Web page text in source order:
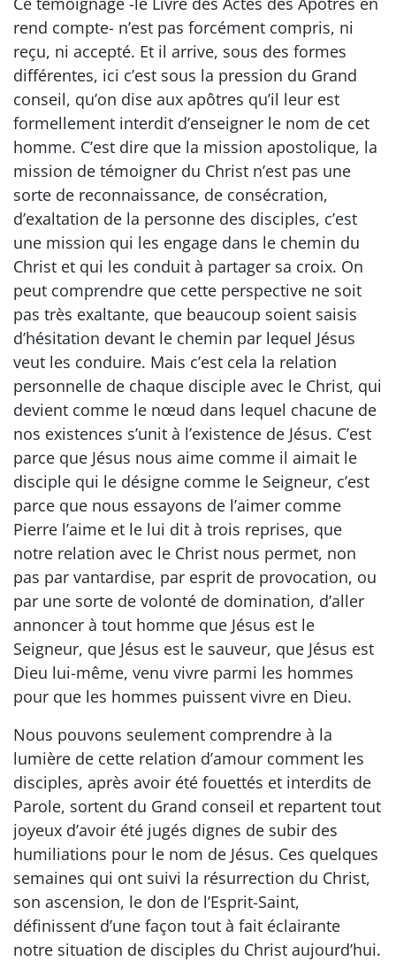
rend compte- n’est pas forcément compris, ni
reçu, ni accepté. Et il arrive, sous des formes
différentes, ici c’est sous la pression du Grand
conseil, qu’on dise aux apôtres qu’il leur est
formellement interdit d’enseigner le nom de cet
homme. C’est dire que la mission apostolique, la
mission de témoigner du Christ n’est pas une
sorte de reconnaissance, de consécration,
d’exaltation de la personne des disciples, c’est
une mission qui les engage dans le chemin du
Christ et qui les conduit à partager sa croix. On
peut comprendre que cette perspective ne soit
pas très exaltante, que beaucoup soient saisis
d’hésitation devant le chemin par lequel Jésus
veut les conduire. Mais c’est cela la relation
personnelle de chaque disciple avec le Christ, qui
devient comme le nœud dans lequel chacune de
nos existences s’unit à l’existence de Jésus. C’est
parce que Jésus nous aime comme il aimait le
disciple qui le désigne comme le Seigneur, c’est
parce que nous essayons de l’aimer comme
Pierre l’aime et le lui dit à trois reprises, que
notre relation avec le Christ nous permet, non
pas par vantardise, par esprit de provocation, ou
par une sorte de volonté de domination, d’aller
annoncer à tout homme que Jésus est le
Seigneur, que Jésus est le sauveur, que Jésus est
Dieu lui-même, venu vivre parmi les hommes
pour que les hommes puissent vivre en Dieu.
Nous pouvons seulement comprendre à la
lumière de cette relation d’amour comment les
disciples, après avoir été fouettés et interdits de
Parole, sortent du Grand conseil et repartent tout
joyeux d’avoir été jugés dignes de subir des
humiliations pour le nom de Jésus. Ces quelques
semaines qui ont suivi la résurrection du Christ,
son ascension, le don de l’Esprit-Saint,
définissent d’une façon tout à fait éclairante
notre situation de disciples du Christ aujourd’hui.